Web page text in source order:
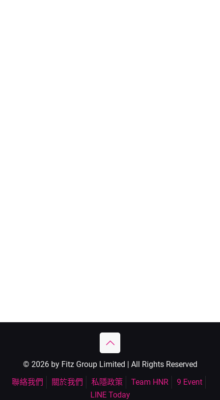
© 2026 by Fitz Group Limited | All Rights Reserved
聯絡我們
關於我們 私隱政策 Team HNR
9 Event
LINE Today